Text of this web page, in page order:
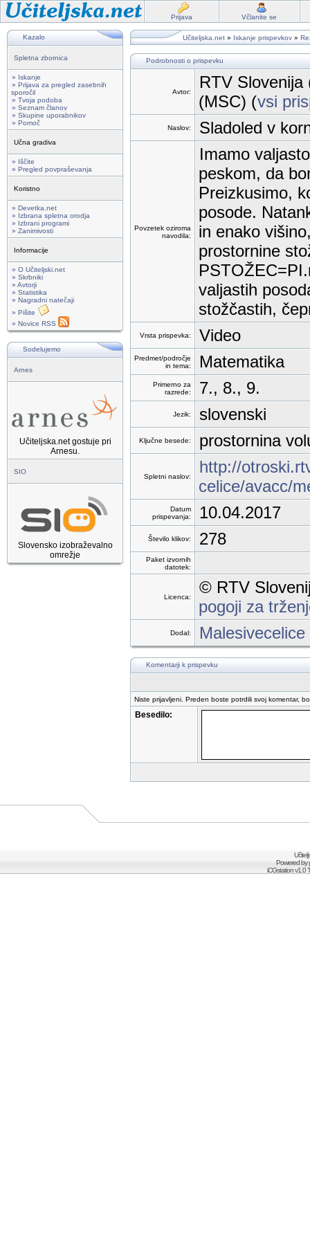
Prijava Včlanite se
Kazalo
Spletna zbornica
» Iskanje
» Prijava za pregled zasebnih
sporočil
» Tvoja podoba
» Seznam članov
» Skupine uporabnikov
» Pomoč
Učna gradiva
» Iščite
» Pregled povpraševanja
Koristno
» Devetka.net
» Izbrana spletna orodja
» Izbrani programi
» Zanimivosti
Informacije
» O Učiteljski.net
» Skrbniki
» Avtorji
» Statistika
» Nagradni natečaji
» Pišite
» Novice RSS
Sodelujemo
Arnes
Učiteljska.net gostuje pri
Arnesu.
SIO
Slovensko izobraževalno
omrežje
Učiteljska.net » Iskanje prispevkov »
Podrobnosti o prispevku
Avtor:
RTV Slovenija
(MSC) (vsi
Naslov: Sladoled v
Povzetek oziroma
navodila:
Imamo
peskom, da
Preizkusimo,
posode.
in enako
prostornine
valjastih
stožčastih,
Vrsta prispevka: Video
Predmet/področje
in tema:
Matematika
Primerno za
razrede:
7., 8., 9.
Jezik: slovenski
Ključne besede: prostornina
Spletni naslov:
http://
celice/avacc/
Datum
prispevanja:
10.04.2017
Število klikov: 278
Paket izvornih
datotek:
Licenca:
© RTV
pogoji za
Dodal: Malesivecelice
Komentarji k prispevku
Niste prijavljeni. Preden boste potrdili svoj komentar,
Besedilo:
Powered by
iCGstation v1.0